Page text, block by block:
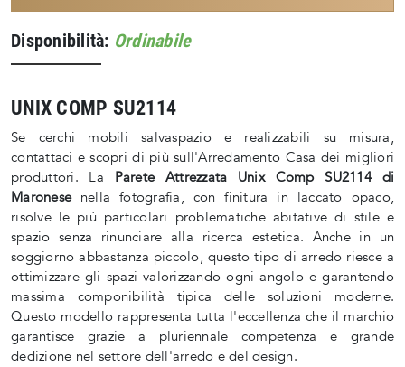
Disponibilità: Ordinabile
UNIX COMP SU2114
Se cerchi mobili salvaspazio e realizzabili su misura,
contattaci e scopri di più sull'Arredamento Casa dei migliori
produttori. La Parete Attrezzata Unix Comp SU2114 di
Maronesenella fotografia, con finitura in laccato opaco,
risolve le più particolari problematiche abitative di stile e
spazio senza rinunciare alla ricerca estetica. Anche in un
soggiorno abbastanza piccolo, questo tipo di arredo riesce a
ottimizzare gli spazi valorizzando ogni angolo e garantendo
massima componibilità tipica delle soluzioni moderne.
Questo modello rappresenta tutta l'eccellenza che il marchio
garantisce grazie a pluriennale competenza e grande
dedizione nel settore dell'arredo e del design.